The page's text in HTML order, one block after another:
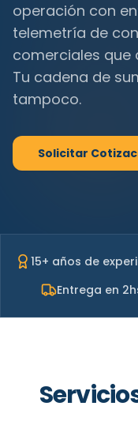
operación con
telemetría de
comerciales que
Tu cadena de
tampoco.
Solicitar
15+ años de
Entrega en